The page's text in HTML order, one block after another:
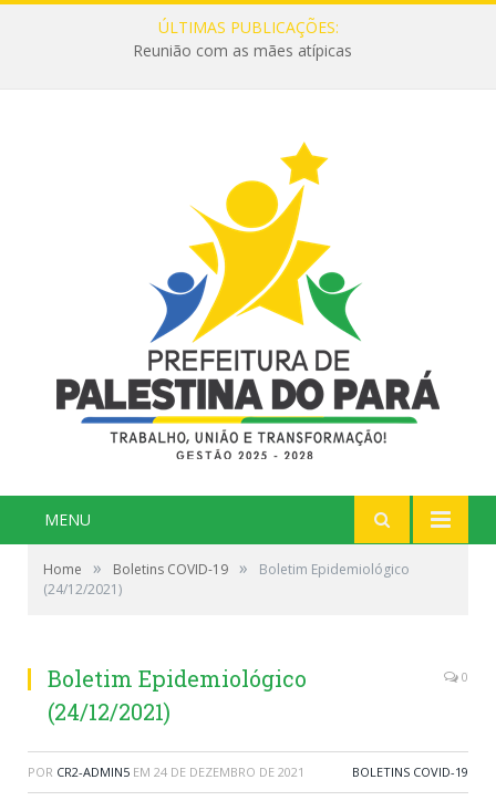
ÚLTIMAS PUBLICAÇÕES:
Reunião com as mães atípicas
MENU
Home » Boletins COVID-19 »
Boletim Epidemiológico
(24/12/2021)
Boletim Epidemiológico
(24/12/2021)
0
POR CR2-ADMIN5 EM 24 DE DEZEMBRO DE 2021 BOLETINS COVID-19